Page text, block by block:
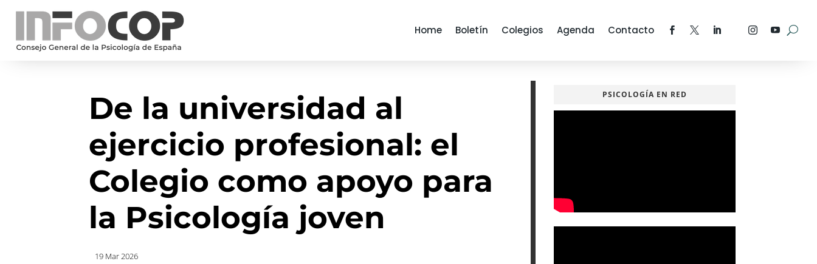
Home Boletín Colegios Agenda Contacto
De la universidad al
ejercicio profesional: el
Colegio como apoyo para
la Psicología joven
19 Mar 2026
PSICOLOGÍA EN RED